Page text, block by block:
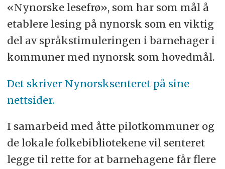
«Nynorske lesefrø», som har som mål å
etablere lesing på nynorsk som en viktig
del av språkstimuleringen i barnehager i
kommuner med nynorsk som hovedmål.
Det skriver Nynorsksenteret på sine
nettsider.
I samarbeid med åtte pilotkommuner og
de lokale folkebibliotekene vil senteret
legge til rette for at barnehagene får flere